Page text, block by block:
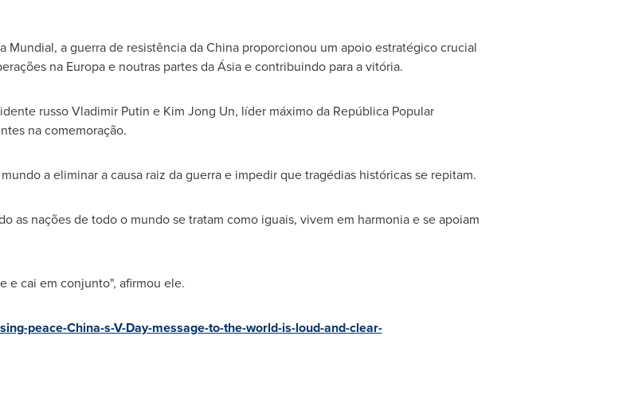
Mundial, a guerra de resistência daChinaproporcionou um apoio estratégico crucial
na Europa e noutras partes da Ásia e contribuindo para a vitória.
russo Vladimir Putin e Kim Jong Un, líder máximo da República Popular
na comemoração.
a eliminar a causa raiz da guerra e impedir que tragédias históricas se repitam.
as nações de todo o mundo se tratam como iguais, vivem em harmonia e se apoiam
e cai em conjunto", afirmou ele.
peace-China-s-V-Day-message-to-the-world-is-loud-and-clear-